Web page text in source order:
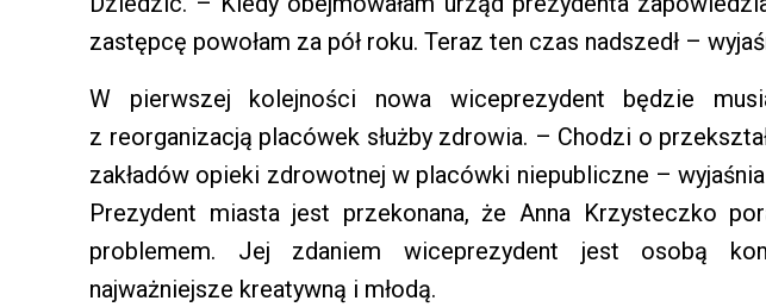
zastępcę powołam za pół roku. Teraz ten czas nadszedł –
W pierwszej kolejności nowa wiceprezydent będzie
z reorganizacją placówek służby zdrowia. – Chodzi o
zakładów opieki zdrowotnej w placówki niepubliczne –
Prezydent miasta jest przekonana, że Anna Krzysteczko
problemem. Jej zdaniem wiceprezydent jest osobą
najważniejsze kreatywną i młodą.